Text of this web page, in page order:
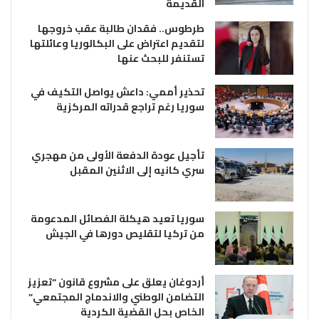
طرطوس.. فقدان طالبة عقب خروجها
لتقديم اعتراض على البكالوريا وعائلتها
تستنفر للبحث عنها
تحذير أممي: داعش يواصل التكيف في
سوريا رغم تراجع قدراته المركزية
تأجيل عودة الدفعة الأولى من مهجري
سري كانيه إلى الاثنين المقبل
سوريا تعيد هيكلة الفصائل المدعومة
من تركيا لتقليص دورها في الجيش
أردوغان يعلق على مشروع قانون “تعزيز
التضامن الوطني والاندماج المجتمعي”
الخاص بحل القضية الكردية